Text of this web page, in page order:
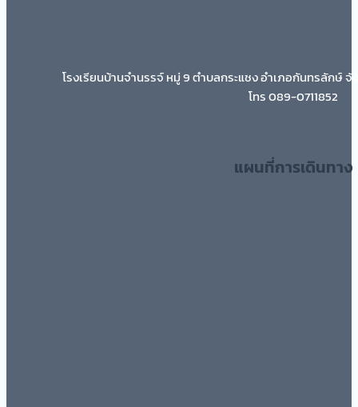
โรงเรียนบ้านจำนรรจ์ หมู่ 9 ตำบลกระแชง อำเภอกันทรลักษ์
โทร 089-0711852
แผนที่การเดินทาง